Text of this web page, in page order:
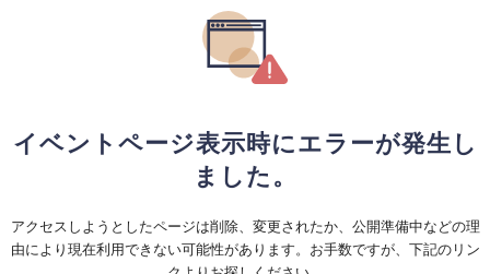
イベントページ表示時にエラーが発生し
ました。
アクセスしようとしたページは削除、変更されたか、公開準備中などの理
由により現在利用できない可能性があります。お手数ですが、下記のリン